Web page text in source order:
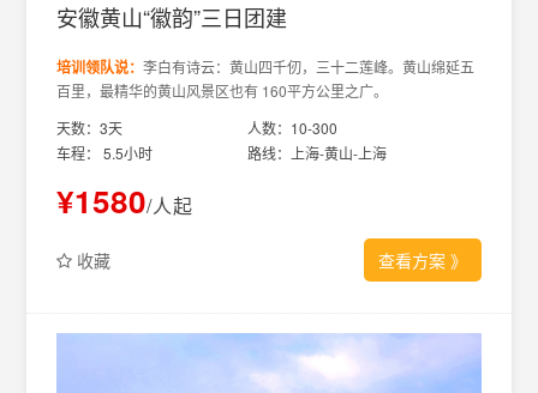
安徽黄山“徽韵”三日团建
培训领队说： 李白有诗云：黄山四千仞，三十二莲峰。黄山绵延五
百里，最精华的黄山风景区也有 160平方公里之广。
天数：3天
人数：10-300
车程： 5.5小时
路线：上海-黄山-上海
¥1580/人起
收藏 查看方案》